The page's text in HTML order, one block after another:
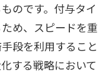
のです。付与タイ
め、スピードを重
段を利用すること
する戦略において